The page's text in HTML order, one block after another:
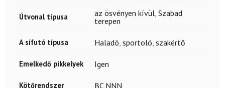
Útvonal típusa az ösvényen kívül Szabad
terepen
A sífutó típusa Haladó sportoló szakértő
Emelkedő pikkelyek Igen
Kötőrendszer BC NNN